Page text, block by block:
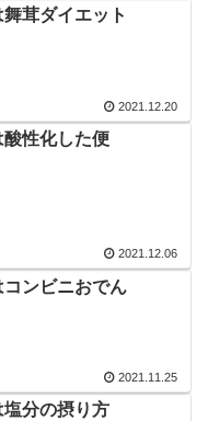
茸ダイエット
2021.12.20
性化した便
2021.12.06
ンビニおでん
2021.11.25
分の摂り方